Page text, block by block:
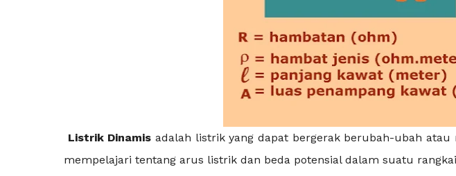
Listrik Dinamisadalah listrik yang dapat bergerak berubah-ubah
mempelajari tentang arus listrik dan beda potensial dalam suatu